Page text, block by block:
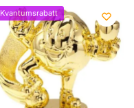
Kvantumsrabatt